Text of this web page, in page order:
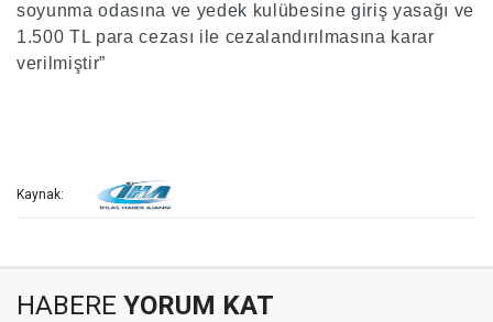
soyunma odasına ve yedek kulübesine giriş yasağı ve
1.500 TL para cezası ile cezalandırılmasına karar
verilmiştir”
Kaynak:
HABERE YORUM KAT